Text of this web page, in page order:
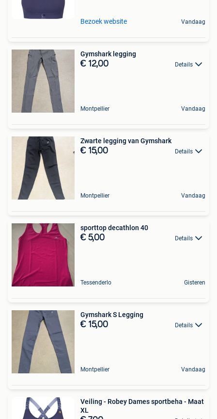
Bezoek website Vandaag
Gymshark legging
€ 12,00 Details
Montpellier Vandaag
Zwarte legging van Gymshark
€ 15,00 Details
Montpellier Vandaag
sporttop decathlon 40
€ 5,00 Details
Tessenderlo Gisteren
Gymshark S Legging
€ 15,00 Details
Montpellier Vandaag
Veiling - Robey Dames sportbeha - Maat
XL